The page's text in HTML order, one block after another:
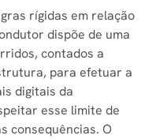
rígidas em relação
dispõe de uma
contados a
para efetuar a
digitais da
esse limite de
consequências. O